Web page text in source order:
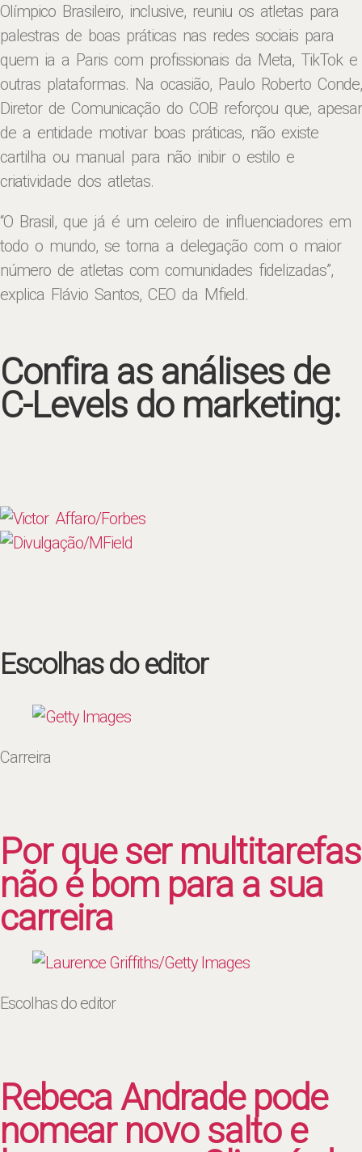
Olímpico Brasileiro, inclusive, reuniu os atletas para
palestras de boas práticas nas redes sociais para
quem ia a Paris com profissionais da Meta, TikTok e
outras plataformas. Na ocasião, Paulo Roberto Conde,
Diretor de Comunicação do COB reforçou que, apesar
de a entidade motivar boas práticas, não existe
cartilha ou manual para não inibir o estilo e
criatividade dos atletas.
“O Brasil, que já é um celeiro de influenciadores em
todo o mundo, se torna a delegação com o maior
número de atletas com comunidades fidelizadas”,
explica Flávio Santos, CEO da Mfield.
Confira as análises de
C-Levels do marketing:
Escolhas do editor
Carreira
Por que ser multitarefas
não é bom para a sua
carreira
Escolhas do editor
Rebeca Andrade pode
nomear novo salto e